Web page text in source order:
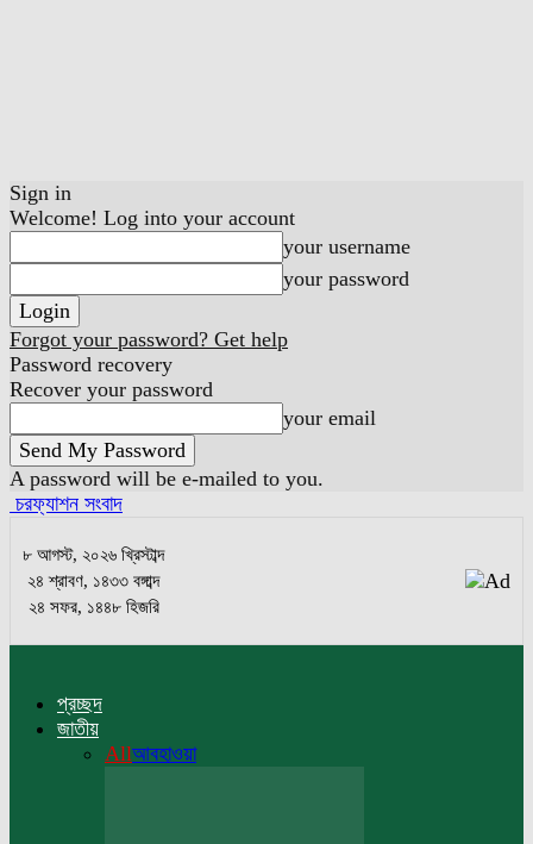
Sign in
Welcome! Log into your account
your username
your password
Forgot your password? Get help
Password recovery
Recover your password
your email
A password will be e-mailed to you.
চরফ্যাশন সংবাদ
৮ আগস্ট, ২০২৬ খ্রিস্টাব্দ
২৪ শ্রাবণ, ১৪৩৩ বঙ্গাব্দ
২৪ সফর, ১৪৪৮ হিজরি
প্রচ্ছদ
জাতীয়
Allআবহাওয়া